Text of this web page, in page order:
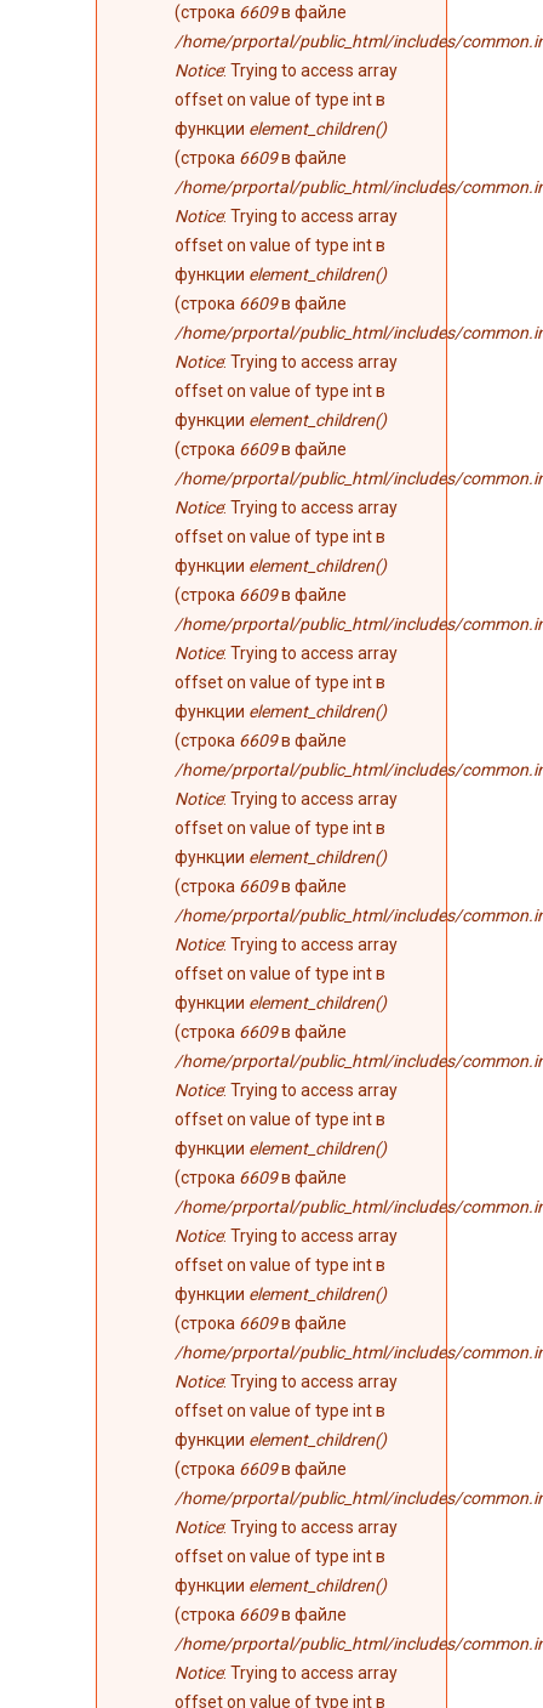
(строка 6609в файле
/home/prportal/public_html/includes/
Notice: Trying to access array
offset on value of type int в
функции element_children()
(строка 6609в файле
/home/prportal/public_html/includes/
Notice: Trying to access array
offset on value of type int в
функции element_children()
(строка 6609в файле
/home/prportal/public_html/includes/
Notice: Trying to access array
offset on value of type int в
функции element_children()
(строка 6609в файле
/home/prportal/public_html/includes/
Notice: Trying to access array
offset on value of type int в
функции element_children()
(строка 6609в файле
/home/prportal/public_html/includes/
Notice: Trying to access array
offset on value of type int в
функции element_children()
(строка 6609в файле
/home/prportal/public_html/includes/
Notice: Trying to access array
offset on value of type int в
функции element_children()
(строка 6609в файле
/home/prportal/public_html/includes/
Notice: Trying to access array
offset on value of type int в
функции element_children()
(строка 6609в файле
/home/prportal/public_html/includes/
Notice: Trying to access array
offset on value of type int в
функции element_children()
(строка 6609в файле
/home/prportal/public_html/includes/
Notice: Trying to access array
offset on value of type int в
функции element_children()
(строка 6609в файле
/home/prportal/public_html/includes/
Notice: Trying to access array
offset on value of type int в
функции element_children()
(строка 6609в файле
/home/prportal/public_html/includes/
Notice: Trying to access array
offset on value of type int в
функции element_children()
(строка 6609в файле
/home/prportal/public_html/includes/
Notice: Trying to access array
offset on value of type int в